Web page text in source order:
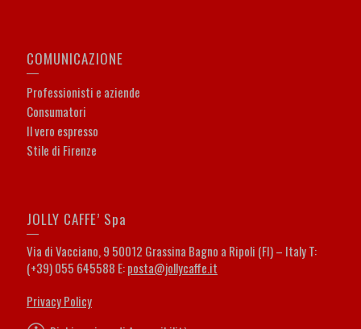
COMUNICAZIONE
Professionisti e aziende
Consumatori
Il vero espresso
Stile di Firenze
JOLLY CAFFE’ Spa
Via di Vacciano, 9 50012 Grassina Bagno a Ripoli (FI) – Italy T:
(+39) 055 645588 E:posta@jollycaffe.it
Privacy Policy